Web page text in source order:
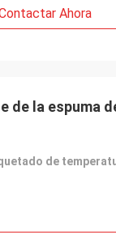
Ahora
de la espuma
de